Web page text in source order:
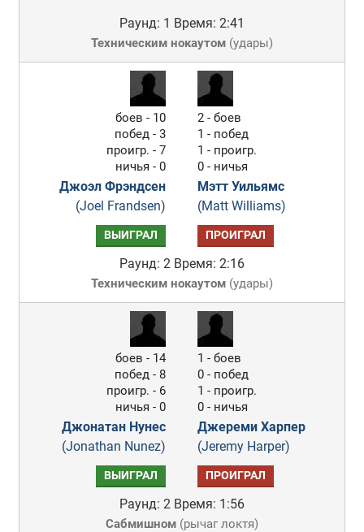
Раунд: 1 Время: 2:41
Техническим нокаутом(удары)
боев - 10
побед - 3
проигр. - 7
ничья - 0
Джоэл Фрэндсен
(Joel Frandsen)
2 - боев
1 - побед
1 - проигр.
0 - ничья
Мэтт Уильямс
(Matt Williams)
ВЫИГРАЛ ПРОИГРАЛ
Раунд: 2 Время: 2:16
Техническим нокаутом(удары)
боев - 14
побед - 8
проигр. - 6
ничья - 0
Джонатан Нунес
(Jonathan Nunez)
1 - боев
0 - побед
1 - проигр.
0 - ничья
Джереми Харпер
(Jeremy Harper)
ВЫИГРАЛ ПРОИГРАЛ
Раунд: 2 Время: 1:56
Сабмишном(рычаг локтя)